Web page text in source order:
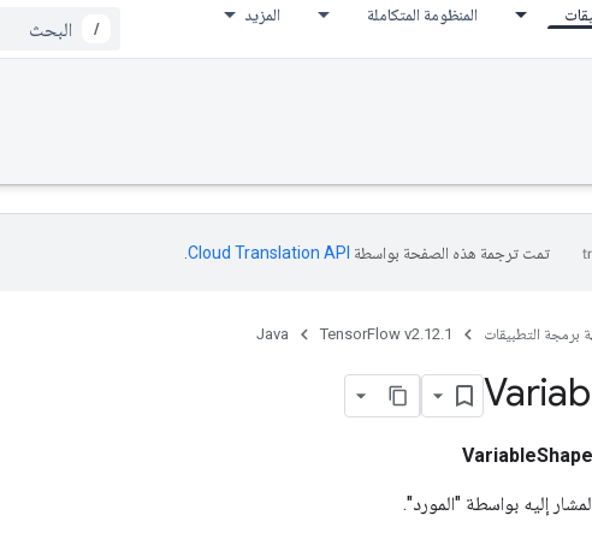
المنظومة المتكاملة المزيد
/
تمت ترجمة هذه الصفحة بواسطة Cloud Translation API‏
برمجة التطبيقات TensorFlow v2.12.1
Java
VariableShape
إليه بواسطة "المورد".